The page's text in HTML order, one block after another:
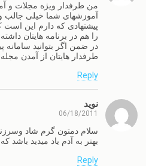
من طرفدار ویژه مجلات و
آموزشهای شما خیلی جالب
را هم در برنامه هایتان
در ضمن اگر بتوانید سامانه
طرفدار هایتان از آمدن
Reply
نوید
06/18/2011
سلام دمتون گرم شاد
بهتر به آدم یاد میدید باشد
Reply